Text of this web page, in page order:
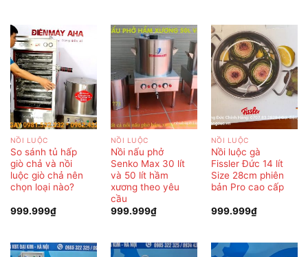
NỒI LUỘC
So sánh tủ hấp
giò chả và nồi
luộc giò chả nên
chọn loại nào?
999.999₫
NỒI LUỘC
Nồi nấu phở
Senko Max 30 lít
và 50 lít hầm
xương theo yêu
cầu
999.999₫
NỒI LUỘC
Nồi luộc gà
Fissler Đức 14 lít
Size 28cm phiên
bản Pro cao cấp
999.999₫